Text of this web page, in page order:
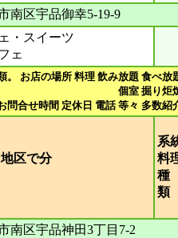
南区宇品御幸5-19-9
・スイーツ
ェ
。 お店の場所 料理 飲み放題 食べ放
個室 掘り炬
問合せ時間 定休日 電話 等々 多数紹
区で分
系
料
種
南区宇品神田3丁目7-2